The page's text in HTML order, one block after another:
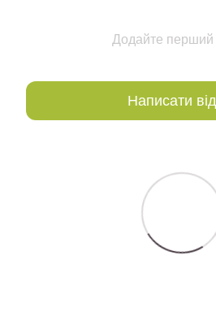
Додайте перший
Написати